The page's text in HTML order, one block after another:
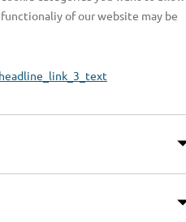
of our website may be